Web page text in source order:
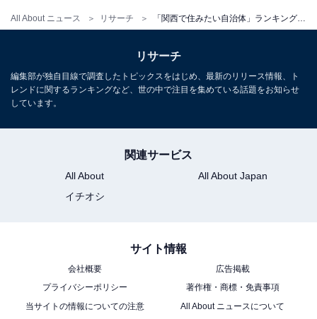
All About ニュース リサーチ 「関西で住みたい自治体」ランキング！ 2位は「大阪府大阪市北区」、では1位は？
リサーチ
編集部が独自目線で調査したトピックスをはじめ、最新のリリース情報、ト
レンドに関するランキングなど、世の中で注目を集めている話題をお知らせ
しています。
関連サービス
All About
All About Japan
イチオシ
サイト情報
会社概要
広告掲載
プライバシーポリシー
著作権・商標・免責事項
当サイトの情報についての注意
All About ニュースについて